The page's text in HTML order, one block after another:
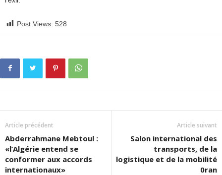
Post Views: 528
Article précédent
Abderrahmane Mebtoul :
«l’Algérie entend se
conformer aux accords
internationaux»
Article suivant
Salon international des
transports, de la
logistique et de la mobilité
0ran